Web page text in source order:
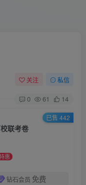
关注 私信
0 61 14
联考卷
惠
钻石会员 免费
已售 442